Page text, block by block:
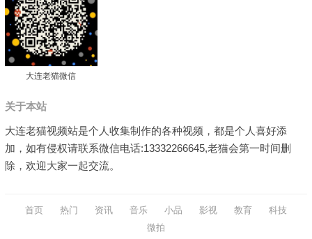
大连老猫微信
关于本站
大连老猫视频站是个人收集制作的各种视频，都是个人喜好添
加，如有侵权请联系微信电话:13332266645,老猫会第一时间删
除，欢迎大家一起交流。
首页 热门 资讯 音乐 小品 影视 教育
科技
微拍